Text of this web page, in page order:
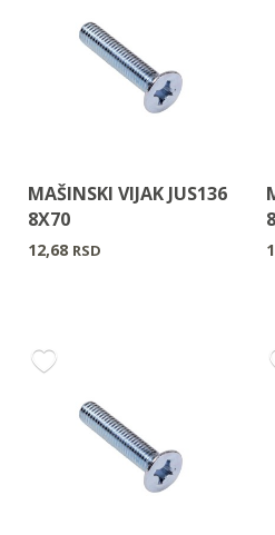
MAŠINSKI VIJAK JUS136
8X70
12,68 RSD